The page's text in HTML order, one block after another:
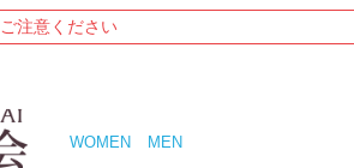
注意ください
WOMEN MEN